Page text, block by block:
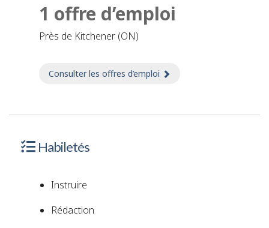
1 offre d’emploi
près de Kitchener (ON)
Consulter les offres d’emploi
Habiletés
Instruire
Rédaction